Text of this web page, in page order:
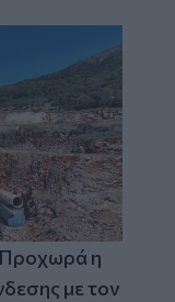
Προχωρά η
με τον